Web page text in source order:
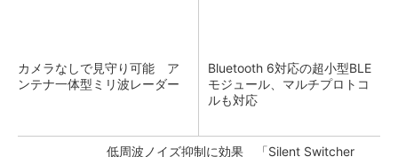
カメラなしで見守り可能 ア
ンテナ一体型ミリ波レーダー
Bluetooth 6対応の超小型BLE
モジュール、マルチプロトコ
ルも対応
低周波ノイズ抑制に効果 「Silent Switcher